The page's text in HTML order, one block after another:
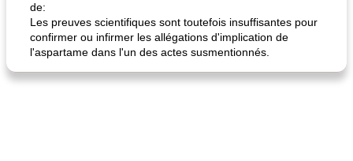
de:
Les preuves scientifiques sont toutefois insuffisantes pour
confirmer ou infirmer les allégations d'implication de
l'aspartame dans l'un des actes susmentionnés.